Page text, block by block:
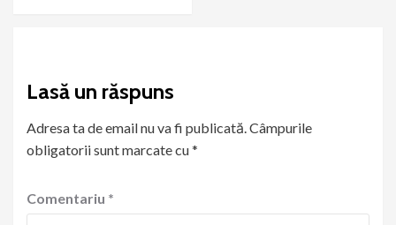
Lasă un răspuns
Adresa ta de email nu va fi publicată.Câmpurile
obligatorii sunt marcate cu*
Comentariu *